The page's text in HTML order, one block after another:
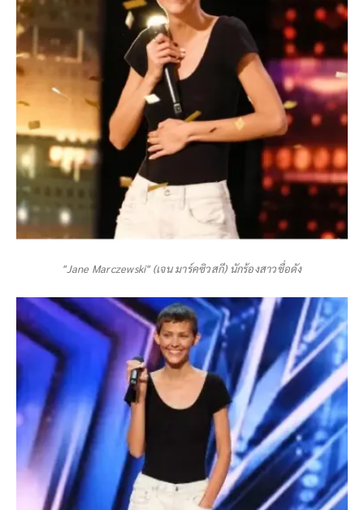
"Jane Marczewski" (เจน มาร์คซิวสกี) นักร้องสาวชื่อดัง